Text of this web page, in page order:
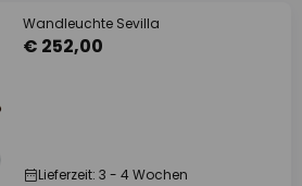
Wandleuchte Sevilla
€ 252,00
Lieferzeit: 3 - 4 Wochen